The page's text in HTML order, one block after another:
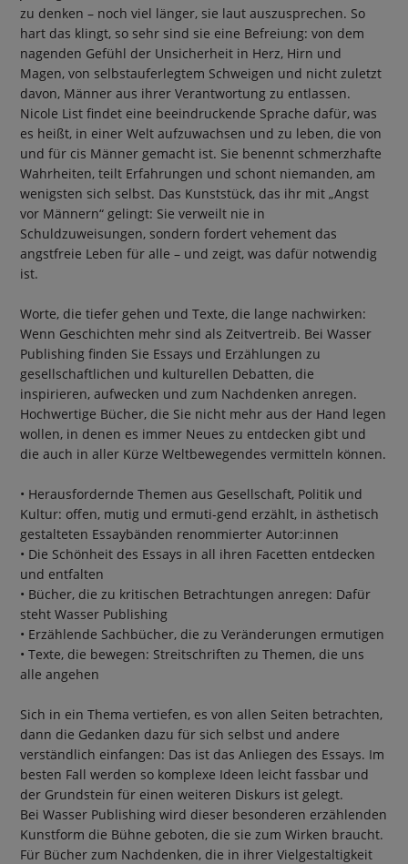
zu denken – noch viel länger, sie laut auszusprechen. So
hart das klingt, so sehr sind sie eine Befreiung: von dem
nagenden Gefühl der Unsicherheit in Herz, Hirn und
Magen, von selbstauferlegtem Schweigen und nicht zuletzt
davon, Männer aus ihrer Verantwortung zu entlassen.
Nicole List findet eine beeindruckende Sprache dafür, was
es heißt, in einer Welt aufzuwachsen und zu leben, die von
und für cis Männer gemacht ist. Sie benennt schmerzhafte
Wahrheiten, teilt Erfahrungen und schont niemanden, am
wenigsten sich selbst. Das Kunststück, das ihr mit „Angst
vor Männern“ gelingt: Sie verweilt nie in
Schuldzuweisungen, sondern fordert vehement das
angstfreie Leben für alle – und zeigt, was dafür notwendig
ist.
Worte, die tiefer gehen und Texte, die lange nachwirken:
Wenn Geschichten mehr sind als Zeitvertreib. Bei Wasser
Publishing finden Sie Essays und Erzählungen zu
gesellschaftlichen und kulturellen Debatten, die
inspirieren, aufwecken und zum Nachdenken anregen.
Hochwertige Bücher, die Sie nicht mehr aus der Hand legen
wollen, in denen es immer Neues zu entdecken gibt und
die auch in aller Kürze Weltbewegendes vermitteln können.
• Herausfordernde Themen aus Gesellschaft, Politik und
Kultur: offen, mutig und ermuti-gend erzählt, in ästhetisch
gestalteten Essaybänden renommierter Autor:innen
• Die Schönheit des Essays in all ihren Facetten entdecken
und entfalten
• Bücher, die zu kritischen Betrachtungen anregen: Dafür
steht Wasser Publishing
• Erzählende Sachbücher, die zu Veränderungen ermutigen
• Texte, die bewegen: Streitschriften zu Themen, die uns
alle angehen
Sich in ein Thema vertiefen, es von allen Seiten betrachten,
dann die Gedanken dazu für sich selbst und andere
verständlich einfangen: Das ist das Anliegen des Essays. Im
besten Fall werden so komplexe Ideen leicht fassbar und
der Grundstein für einen weiteren Diskurs ist gelegt.
Bei Wasser Publishing wird dieser besonderen erzählenden
Kunstform die Bühne geboten, die sie zum Wirken braucht.
Für Bücher zum Nachdenken, die in ihrer Vielgestaltigkeit